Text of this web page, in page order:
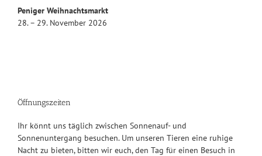
Peniger Weihnachtsmarkt
28. – 29. November 2026
Öffnungszeiten
Ihr könnt uns täglich zwischen Sonnenauf- und
Sonnenuntergang besuchen. Um unseren Tieren eine ruhige
Nacht zu bieten, bitten wir euch, den Tag für einen Besuch in